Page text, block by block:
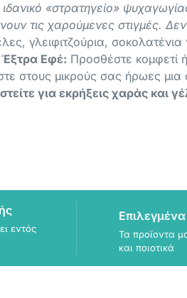
ιδανικό «στρατηγείο»
τις χαρούμενες στιγμές.
γλειφιτζούρια, σοκολατένια
Έξτρα Εφέ: Προσθέστε κομφετί
στους μικρούς σας ήρωες
για εκρήξεις χαράς και
εντός
Τα προϊοντα
και ποιοτικά